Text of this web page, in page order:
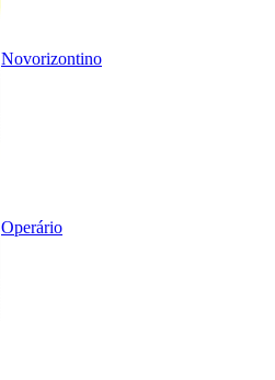
Novorizontino
Operário